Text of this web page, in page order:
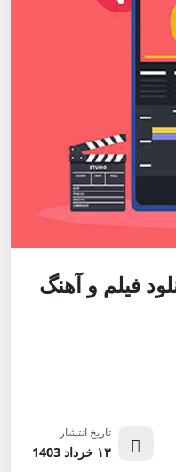
فیلم و آهنگ
تاریخ انتشار
۱۳ خرداد 1403